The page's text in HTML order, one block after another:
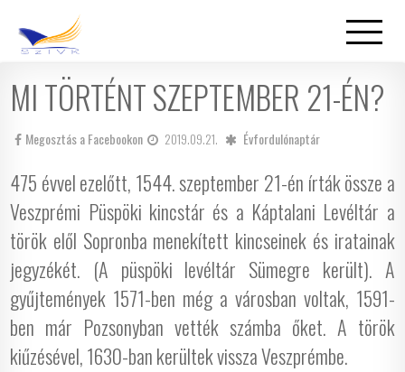
MI TÖRTÉNT SZEPTEMBER 21-ÉN?
Megosztás a Facebookon 2019.09.21. Évfordulónaptár
475 évvel ezelőtt, 1544. szeptember 21-én írták össze a
Veszprémi Püspöki kincstár és a Káptalani Levéltár a
török elől Sopronba menekített kincseinek és iratainak
jegyzékét. (A püspöki levéltár Sümegre került). A
gyűjtemények 1571-ben még a városban voltak, 1591-
ben már Pozsonyban vették számba őket. A török
kiűzésével, 1630-ban kerültek vissza Veszprémbe.